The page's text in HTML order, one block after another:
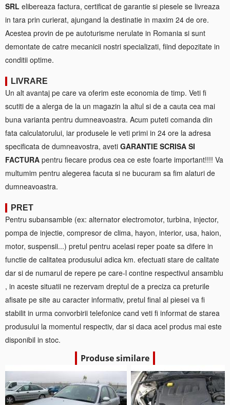
SRL elibereaza factura, certificat de garantie si piesele se livreaza
in tara prin curierat, ajungand la destinatie in maxim 24 de ore.
Acestea provin de pe autoturisme nerulate in Romania si sunt
demontate de catre mecanicii nostri specializati, fiind depozitate in
conditii optime.
LIVRARE
Un alt avantaj pe care va oferim este economia de timp. Veti fi
scutiti de a alerga de la un magazin la altul si de a cauta cea mai
buna varianta pentru dumneavoastra. Acum puteti comanda din
fata calculatorului, iar produsele le veti primi in 24 ore la adresa
specificata de dumneavostra, aveti GARANTIE SCRISA SI
FACTURA pentru fiecare produs cea ce este foarte important!!!! Va
multumim pentru alegerea facuta si ne bucuram sa fim alaturi de
dumneavoastra.
PRET
Pentru subansamble (ex: alternator electromotor, turbina, injector,
pompa de injectie, compresor de clima, hayon, interior, usa, haion,
motor, suspensii...) pretul pentru acelasi reper poate sa difere in
functie de calitatea produsului adica km. efectuati stare de calitate
dar si de numarul de repere pe care-l contine respectivul ansamblu
, in aceste situatii ne rezervam dreptul de a preciza ca preturile
afisate pe site au caracter informativ, pretul final al piesei va fi
stabilit in urma convorbirii telefonice cand veti fi informat de starea
produsului la momentul respectiv, dar si daca acel produs mai este
disponibil in stoc.
Produse similare